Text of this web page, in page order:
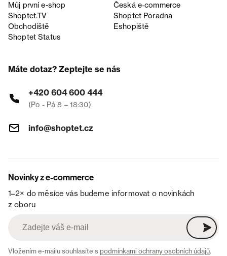
Můj první e-shop
Česká e‑commerce
Shoptet.TV
Shoptet Poradna
Obchodiště
Eshopiště
Shoptet Status
Máte dotaz? Zeptejte se nás
+420 604 600 444
(Po - Pá 8 – 18:30)
info@shoptet.cz
Novinky z e-commerce
1–2× do měsíce vás budeme informovat o novinkách
z oboru
Vložením e-mailu souhlasíte spodmínkami ochrany osobních údajů.